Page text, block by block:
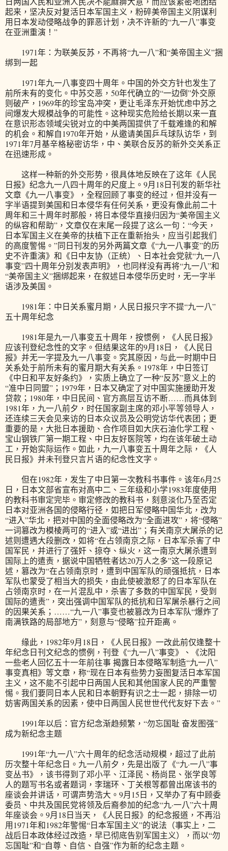
起来，坚决反对复活日本军国主义，粉碎美帝国主义阴谋利
用日本发动侵略战争的罪恶计划，决不许新的“九一八”事变
在亚洲重演！”
1971年：为联美反苏，不再将“九一八”和“美帝国主义”捆
绑到一起
1971年九一八事变四十周年。中国的外交方针也发生了
前所未有的变化。中苏交恶，50年代确立的“一边倒”外交原
则破产，1969年的珍宝岛冲突，更让毛泽东开始忧虑中苏之
间爆发大规模战争的可能性。这种现实危险给长期以来一直
在意识形态领域尖锐对立的中美两国提供了千载难逢的和解
的机会。和解自1970年开始，从邀请美国乒乓球队访华，到
1971年7月基辛格秘密访华，中、美联合反苏的新外交关系正
在迅速形成。
这样一种新的外交形势，很具体地反映在了这年《人民
日报》纪念九一八四十周年的尺度上。9月18日刊发的新华社
文章《九一八事变》，全程回顾了事变的经过，但并没有一
字半语提到美国和日本侵华有任何关系，更没有像此前二十
周年和三十周年时那般，将日本侵华直接归因为“美帝国主义
的纵容和帮助”，文章仅在末尾一段提了这么一句：“今天，
日本军国主义在美帝的扶植下正在重新抬头，应当引起我们
的高度警惕。”同日刊发的另外两篇文章《“九一八事变”的历
史不许重演》和《日中友协（正统）、日本社会党就“九一八
事变”四十周年分别发表声明》，也同样没有再将“九一八”和
“美帝国主义”捆绑起来，在叙述日本侵华历史时，无一字半
语涉及美国。
1981年：中日关系蜜月期，人民日报只字不提“九一八”
五十周年纪念
1981年是九一八事变五十周年，按惯例，《人民日报》
应该刊登纪念性的文字。但结果这年的9月18日，《人民日
报》并无一字提及九一八事变。究其原因，与此一时期中日
关系处于前所未有的蜜月期大有关系。1978年，中日签订
《中日和平友好条约》，实质上确立了一种“反苏”意义上的
“准中日同盟”；1979年，日本又确定了对中国实施援助开发
贷款；1980年，中日民间、官方高层互访不断……而具体到
1981年，九一八前夕，时任国家副主席的邓小平等领导人，
还连续三天会见来访的日本众议员及公明党访华代表团；更
重要的是，大批日本援助、合作项目如大庆石油化学工程、
宝山钢铁厂第一期工程、中日友好医院等，均在该年破土动
工，开始实际运作。如此，九一八事变五十周年之际，《人
民日报》并未刊登只言片语的纪念性文字。
但在1982年，发生了中日第一次教科书事件。该年6月25
日，日本文部省宣布对高中二、三年级和小学1983年度使用
的教科书审定完毕。审定修改的教科书，刻意淡化乃至否定
日本对亚洲各国的侵略行径，如把日军侵略中国华北，改为
“进入”华北，把对中国的全面侵略改为“全面进攻”，将“侵略”
一词篡改为模棱两可的“进入”或“进出”；有关南京大屠杀的记
述则遭遇大段删改，如将“在占领南京之际，日本军杀害了中
国军民，并进行了强奸、掠夺、纵火，这一南京大屠杀遭到
国际上的遣责，据说中国牺牲者达20万人之多”这一段原记
述，篡改为“在占领南京时，遭到中国军队的顽强抵抗，日本
军队也蒙受了相当大的损失，由此使被激怒了的日本军队在
占领南京时，在一片混乱中，杀害了多数的中国军民，受到
国际的遣责”，突出强调中国军队的抵抗和日军屠杀暴行之间
的因果关系；……“九一八”事变也被篡改为日本军队“爆炸了
南满铁路的局部地方”，刻意与“侵略”拉开距离。
缘此，1982年9月18日，《人民日报》一改此前仅逢整十
年纪念日刊文纪念的惯例，刊登《“九一八”事变》、《沈阳
一些老人回忆五十一年前往事 揭露日本侵略军制造“九一八”
事变真相》等文章，称“现在日本有些势力妄图复活日本军国
主义，这不能不引起中日两国人民和其他国家人民的严重警
惕。我们要同日本人民和日本朝野有识之士一起，排除一切
妨害两国关系的因素，使中日两国人民世世代代友好下去。”
1991年以后：官方纪念渐趋频繁，“勿忘国耻 奋发图强”
成为新纪念主题
1991年“九一八”六十周年的纪念活动规模，超过了此前
历次整十年纪念日。九一八前夕，先是出版了《“九·一八”事
变丛书》，该书得到了邓小平、江泽民、杨尚昆、张学良等
人的题写书名或者题词，李瑞环、丁关根等都曾出席该书的
座谈会并讲话，可谓声势浩大。9月15日，又举办了有中顾委
委员、中共及国民党将领及后裔参加的纪念“九·一八”六十周
年座谈会。9月18日当天，《人民日报》的纪念报道，不再沿
用1971年和1982年警惕“日本军国主义”的说法（事实上，二
战后日本政体经过改造，早已彻底告别军国主义），而以“勿
忘国耻”和“自尊、自信、自强”作为新的纪念主题。